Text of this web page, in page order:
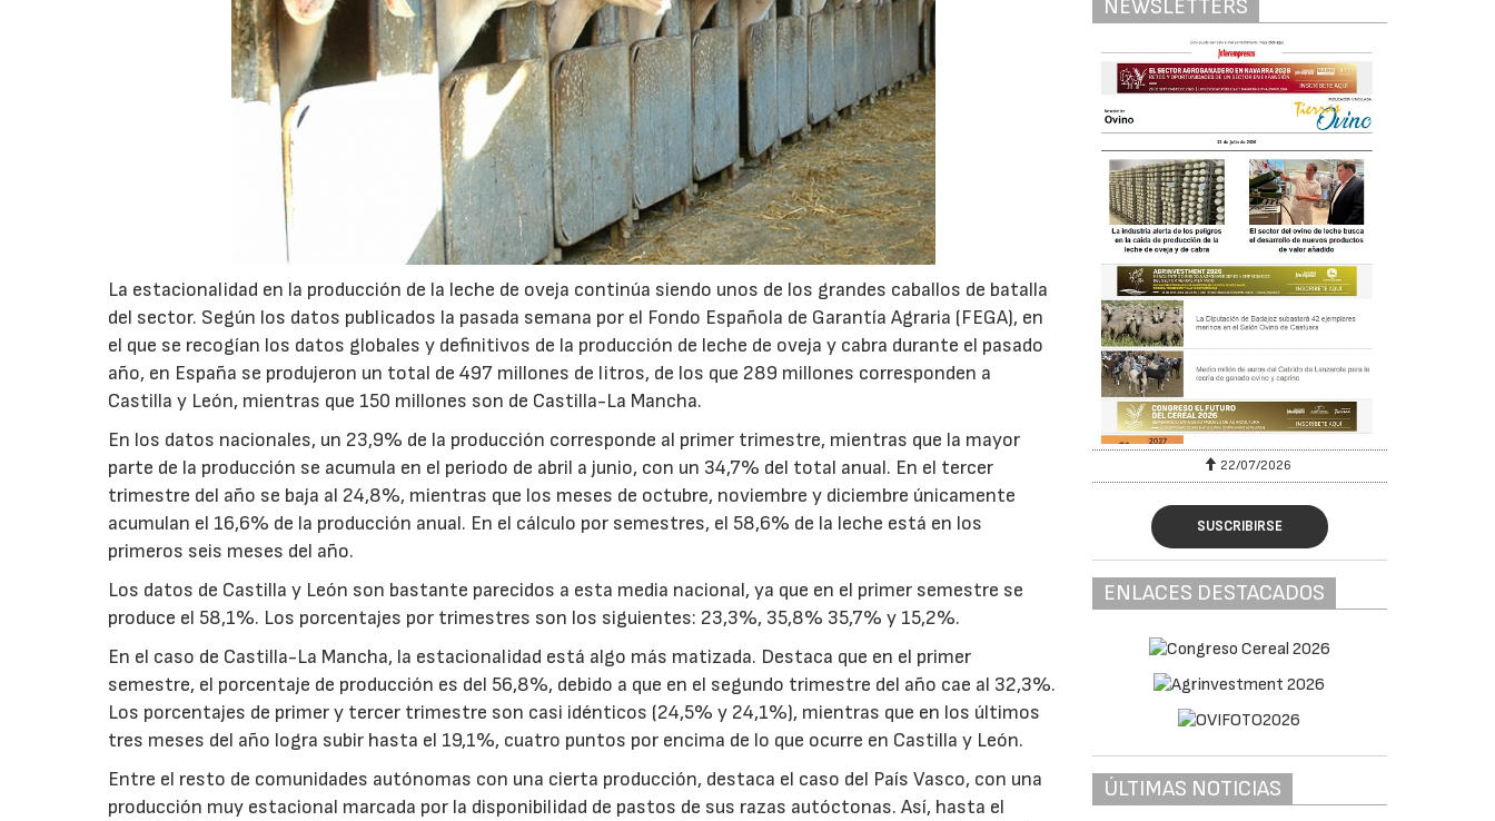
La estacionalidad en la producción de la leche de oveja continúa siendo unos de los grandes caballos de batalla
del sector. Según los datos publicados la pasada semana por el Fondo Española de Garantía Agraria (FEGA), en
el que se recogían los datos globales y definitivos de la producción de leche de oveja y cabra durante el pasado
año, en España se produjeron un total de 497 millones de litros, de los que 289 millones corresponden a
Castilla y León, mientras que 150 millones son de Castilla-La Mancha.
En los datos nacionales, un 23,9% de la producción corresponde al primer trimestre, mientras que la mayor
parte de la producción se acumula en el periodo de abril a junio, con un 34,7% del total anual. En el tercer
trimestre del año se baja al 24,8%, mientras que los meses de octubre, noviembre y diciembre únicamente
acumulan el 16,6% de la producción anual. En el cálculo por semestres, el 58,6% de la leche está en los
primeros seis meses del año.
Los datos de Castilla y León son bastante parecidos a esta media nacional, ya que en el primer semestre se
produce el 58,1%. Los porcentajes por trimestres son los siguientes: 23,3%, 35,8% 35,7% y 15,2%.
En el caso de Castilla-La Mancha, la estacionalidad está algo más matizada. Destaca que en el primer
semestre, el porcentaje de producción es del 56,8%, debido a que en el segundo trimestre del año cae al 32,3%.
Los porcentajes de primer y tercer trimestre son casi idénticos (24,5% y 24,1%), mientras que en los últimos
tres meses del año logra subir hasta el 19,1%, cuatro puntos por encima de lo que ocurre en Castilla y León.
Entre el resto de comunidades autónomas con una cierta producción, destaca el caso del País Vasco, con una
producción muy estacional marcada por la disponibilidad de pastos de sus razas autóctonas. Así, hasta el
NEWSLETTERS
22/07/2026 29/07/2026 22/07/2026
SUSCRIBIRSE
ENLACES DESTACADOS
ÚLTIMAS NOTICIAS